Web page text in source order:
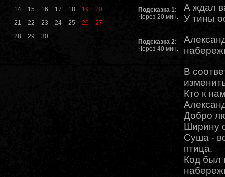
14
15 16 17 18 19
20
21
22 23 24 25 26
27
28
29 30
Подсказка 1:
Через 20 мин.
А ждал
У тины
Подсказка 2:
Через 40 мин.
В
Кто к
Добро
Ширину
Суша -
птица.
Код был